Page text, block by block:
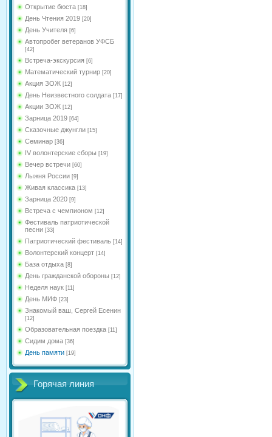
Открытие бюста [18]
День Чтения 2019 [20]
День Учителя [6]
Автопробег ветеранов УФСБ
[42]
Встреча-экскурсия [6]
Математический турнир [20]
Акция ЗОЖ [12]
День Неизвестного солдата [17]
Акции ЗОЖ [12]
Зарница 2019 [64]
Сказочные джунгли [15]
Семинар [36]
IV волонтерские сборы [19]
Вечер встречи [60]
Лыжня России [9]
Живая классика [13]
Зарница 2020 [9]
Встреча с чемпионом [12]
Фестиваль патриотической
песни [33]
Патриотический фестиваль [14]
Волонтерский концерт [14]
База отдыха [8]
День гражданской обороны [12]
Неделя наук [11]
День МИФ [23]
Знакомый ваш, Сергей Есенин
[12]
Образовательная поездка [11]
Сидим дома [36]
День памяти [19]
Горячая линия